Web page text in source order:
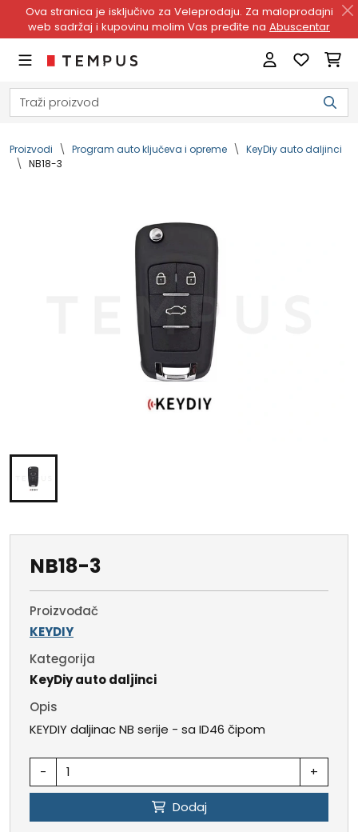
Ova stranica je isključivo za Veleprodaju. Za maloprodajni
web sadržaj i kupovinu molim Vas pređite na Abuscentar
Proizvodi Program auto ključeva i opreme
KeyDiy auto daljinci
NB18-3
NB18-3
Proizvođač
KEYDIY
Kategorija
KeyDiy auto daljinci
Opis
KEYDIY daljinac NB serije - sa ID46 čipom
- +
Dodaj